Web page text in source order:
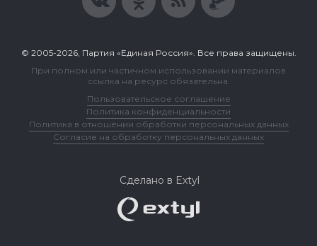
© 2005-2026, Партия «Единая Россия». Все права защищены.
При полном или частичном использовании материалов
ссылка на ресурс обязательна.
Пользовательское соглашение
Политика конфиденциальности
Политика в отношении обработки персональных данных
Согласие на обработку персональных данных
Сделано в Extyl